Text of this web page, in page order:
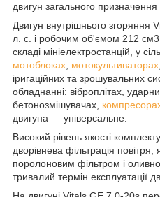
двигун загального
Двигун внутрішнього згоряння
л. с. і робочим об'ємом 212
складі мініелектростанцій, у
мотоблоках мотокультиваторах
іригаційних та зрошувальних
обладнанні: віброплітах,
бетонозмішувачах,
двигуна — універсальне.
Високий рівень якості
дворівнева фільтрація повітря,
поролоновим фільтром і
тривалий термін експлуатації